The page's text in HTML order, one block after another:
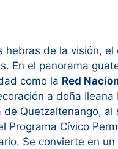
de la visión, el
En el panorama
como la Red
a doña Ileana
Quetzaltenango, al
Programa Cívico
Se convierte en